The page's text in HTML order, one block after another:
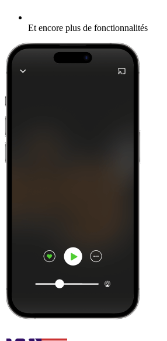
Et encore plus de fonctionnalités